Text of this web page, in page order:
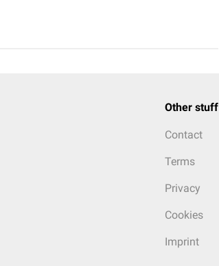
Other stuff
Contact
Terms
Privacy
Cookies
Imprint